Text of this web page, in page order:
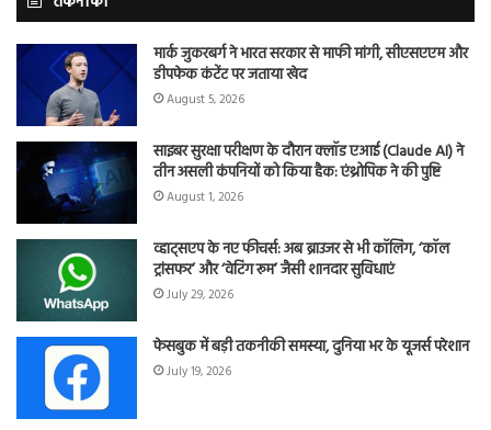
मार्क जुकरबर्ग ने भारत सरकार से माफी मांगी, सीएसएएम और
डीपफेक कंटेंट पर जताया खेद
August 5, 2026
साइबर सुरक्षा परीक्षण के दौरान क्लॉड एआई (Claude AI) ने
तीन असली कंपनियों को किया हैक: एंथ्रोपिक ने की पुष्टि
August 1, 2026
व्हाट्सएप के नए फीचर्स: अब ब्राउजर से भी कॉलिंग, ‘कॉल
ट्रांसफर’ और ‘वेटिंग रूम’ जैसी शानदार सुविधाएं
July 29, 2026
फेसबुक में बड़ी तकनीकी समस्या, दुनिया भर के यूजर्स परेशान
July 19, 2026